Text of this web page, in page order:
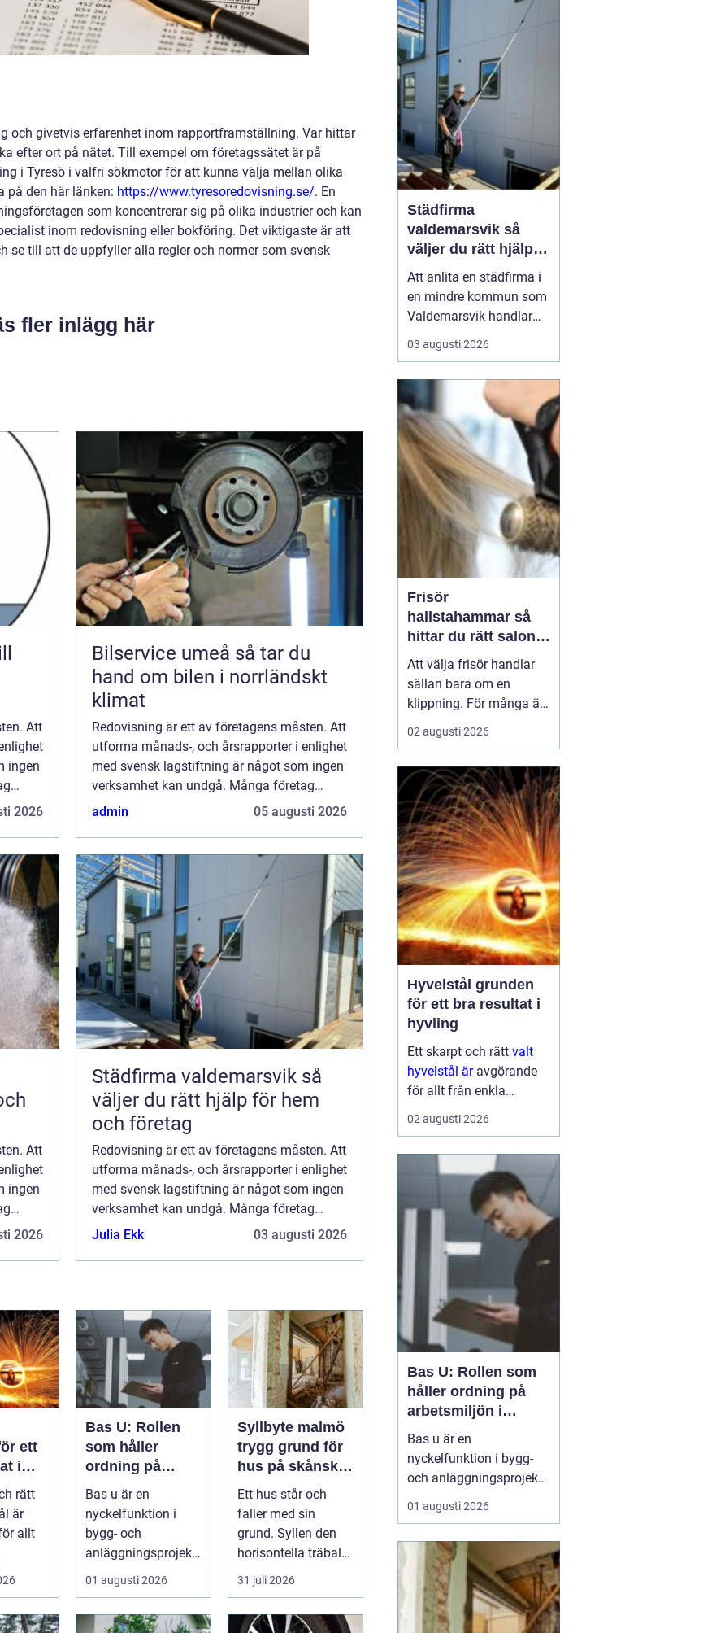
och givetvis erfarenhet inom rapportframställning. Var hittar
efter ort på nätet. Till exempel om företagssätet är på
i Tyresö i valfri sökmotor för att kunna välja mellan olika
på den här länken: https://www.tyresoredovisning.se/. En
som koncentrerar sig på olika industrier och kan
inom redovisning eller bokföring. Det viktigaste är att
se till att de uppfyller alla regler och normer som svensk
fler inlägg här
Att
ingen
2026
Bilservice umeå så tar du
hand om bilen i norrländskt
klimat
Redovisning är ett av företagens måsten. Att
utforma månads-, och årsrapporter i enlighet
med svensk lagstiftning är något som ingen
verksamhet kan undgå. Många företag
väljer att anstä...
admin 05 augusti 2026
Att
ingen
2026
Städfirma valdemarsvik så
väljer du rätt hjälp för hem
och företag
Redovisning är ett av företagens måsten. Att
utforma månads-, och årsrapporter i enlighet
med svensk lagstiftning är något som ingen
verksamhet kan undgå. Många företag
väljer att anstä...
Julia Ekk 03 augusti 2026
ett
i
rätt
är
allt
i
Bas U: Rollen
som håller
ordning på
arbetsmiljön i
byggprojekt
Bas u är en
nyckelfunktion i
bygg- och
anläggningsprojekt,
med ansvar för att
01 augusti 2026
Syllbyte malmö
trygg grund för
hus på skånsk
mark
Ett hus står och
faller med sin
grund. Syllen den
horisontella träbalk
som bär upp
31 juli 2026
de gör. När ansvariga i
bygg- och
fastighetsbranschen får
rätt kunskap om
brandskydd minskar
risken för fel som ...
Städfirma
valdemarsvik så
väljer du rätt hjälp
för hem och företag
Att anlita en städfirma i
en mindre kommun som
Valdemarsvik handlar
om mer än bara rena
golv och dammfria
familjer och företag är
städningen en pusselbit
som avgör hur vardagen
fungerar. En bra
städpartner frigör tid,
skapar ro i hu...
03 augusti 2026
Frisör
hallstahammar så
hittar du rätt salong
för stil, kvalitet och
känsla
Att välja frisör handlar
sällan bara om en
klippning. För många är
besöket en paus i
vardagen, ett sätt att
ibland ett viktigt
förberedande steg inför
ett stort ögonblick i livet.
I en mindre ort som
Hallstahammar blir valet
a...
02 augusti 2026
Hyvelstål grunden
för ett bra resultat i
hyvling
Ett skarpt och rätt valt
hyvelstål äravgörande
för allt från enkla
hobbyprojekt i
verkstaden till
sågverk och hyvlerier.
Ytan på virket,
maskinens effektivitet
02 augusti 2026
Bas U: Rollen som
håller ordning på
arbetsmiljön i
byggprojekt
Bas u är en
nyckelfunktion i bygg-
och anläggningsprojekt,
med ansvar för att
arbetsmiljöarbetet
utförandet. Genom att
samordna entreprenörer,
hålla arbetsmiljöplanen
levande och s&aum...
01 augusti 2026